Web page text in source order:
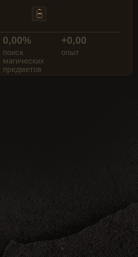
0,00%
поиск
магических
предметов
+0,00
опыт